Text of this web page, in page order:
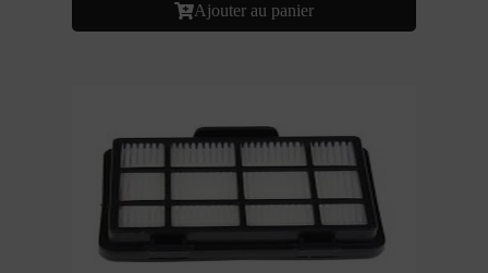
Ajouter au panier